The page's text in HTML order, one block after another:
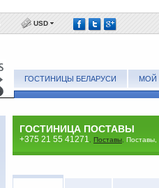
USD
ГОСТИНИЦЫ БЕЛАРУСИ МОЙ
ГОСТИНИЦА ПОСТАВЫ
+375 21 55 41271 Поставы Поставы,